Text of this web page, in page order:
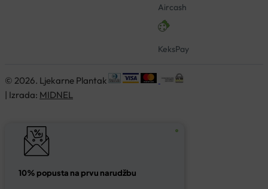
Aircash
KeksPay
© 2026. Ljekarne Plantak
| Izrada: MIDNEL
10% popusta na prvu narudžbu